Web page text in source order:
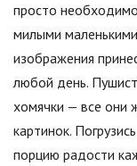
просто
милыми
изображения
любой день.
хомячки — все они
картинок.
порцию радости